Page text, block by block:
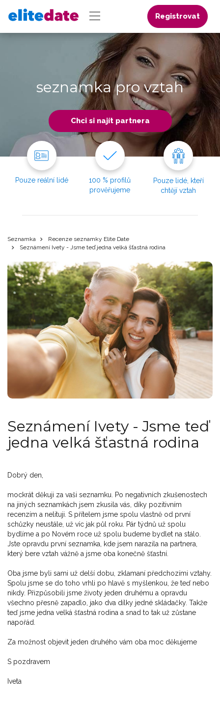
Registrovat
seznamka pro vztah
Chci si najít partnera
Pouze reální lidé
100 % profilů
prověřujeme
Pouze lidé, kteří
chtějí vztah
Seznamka
Recenze seznamky Elite Date
Seznámení Ivety - Jsme teď jedna velká šťastná rodina
Seznámení Ivety - Jsme teď
jedna velká šťastná rodina
Dobrý den,
mockrát děkuji za vaši seznamku. Po negativních zkušenostech
na jiných seznamkách jsem zkusila vás, díky pozitivním
recenzím a nelituji. S přítelem jsme spolu vlastně od první
schůzky neustále, už víc jak půl roku. Pár týdnů už spolu
bydlíme a po Novém roce už spolu budeme bydlet na stálo.
Jste opravdu první seznamka, kde jsem narazila na partnera,
který bere vztah vážně a jsme oba konečně šťastní.
Oba jsme byli sami už delší dobu, zklamaní předchozími vztahy.
Spolu jsme se do toho vrhli po hlavě s myšlenkou, že teď nebo
nikdy. Přizpůsobili jsme životy jeden druhému a opravdu
všechno přesně zapadlo, jako dva dílky jedné skládačky. Takže
teď jsme jedna velká šťastná rodina a snad to tak už zůstane
napořád.
Za možnost objevit jeden druhého vám oba moc děkujeme
S pozdravem
Iveta